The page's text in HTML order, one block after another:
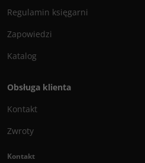
Regulamin księgarni
Zapowiedzi
Katalog
Obsługa klienta
Kontakt
Zwroty
Kontakt